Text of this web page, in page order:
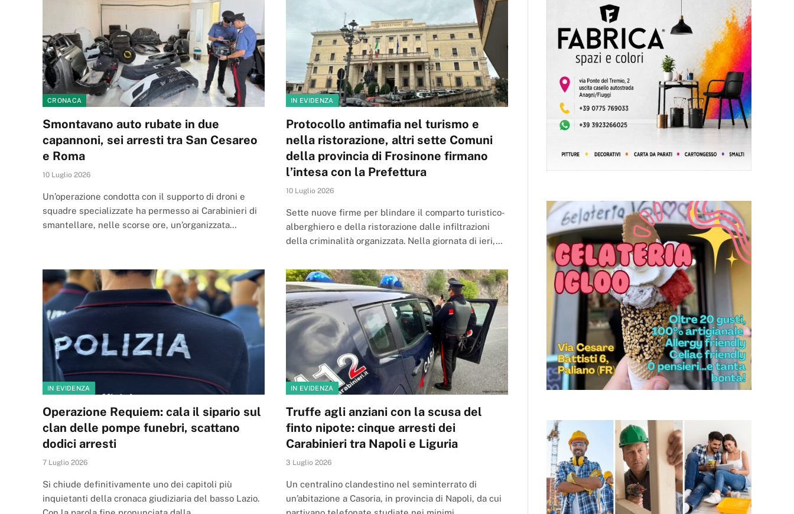
CRONACA
Smontavano auto rubate in due
capannoni, sei arresti tra San Cesareo
e Roma
10 Luglio 2026
Un’operazione condotta con il supporto di droni e
squadre specializzate ha permesso ai Carabinieri di
smantellare, nelle scorse ore, un’organizzata…
IN EVIDENZA
Protocollo antimafia nel turismo e
nella ristorazione, altri sette Comuni
della provincia di Frosinone firmano
l’intesa con la Prefettura
10 Luglio 2026
Sette nuove firme per blindare il comparto turistico-
alberghiero e della ristorazione dalle infiltrazioni
della criminalità organizzata. Nella giornata di ieri,…
IN EVIDENZA
Operazione Requiem: cala il sipario sul
clan delle pompe funebri, scattano
dodici arresti
7 Luglio 2026
Si chiude definitivamente uno dei capitoli più
inquietanti della cronaca giudiziaria del basso Lazio.
IN EVIDENZA
Truffe agli anziani con la scusa del
finto nipote: cinque arresti dei
Carabinieri tra Napoli e Liguria
3 Luglio 2026
Un centralino clandestino nel seminterrato di
un’abitazione a Casoria, in provincia di Napoli, da cui